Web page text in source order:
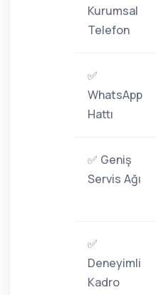
Kurumsal
Telefon
✅
WhatsApp
Hattı
✅ Geniş
Servis Ağı
✅
Deneyimli
Kadro